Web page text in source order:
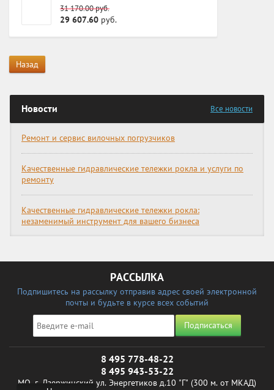
Новости Все новости
Ремонт и сервис вилочных погрузчиков
Качественные гидравлические тележки рокла и услуги по
ремонту
Качественные гидравлические тележки рокла:
незаменимый инструмент для вашего бизнеса
31 170.00руб.
29 607.60руб.
Назад
РАССЫЛКА
Подпишитесь на рассылку отправив адрес своей электронной
почты и будьте в курсе всех событий
Подписаться
8 495 778-48-22
8 495 943-53-22
МО, г. Дзержинский ул. Энергетиков д.10 "Г" (300 м. от МКАД)